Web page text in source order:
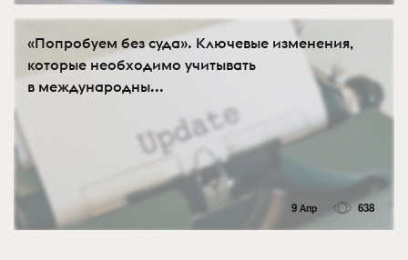
«Попробуем без суда». Ключевые изменения,
которые необходимо учитывать
в международны...
9 Апр 638